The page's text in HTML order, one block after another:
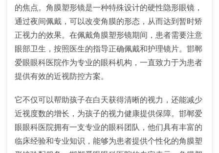
的焦点。角膜塑形镜是一种特殊设计的硬性隐形眼镜，
通过夜间佩戴，可以改变角膜的形态，从而达到暂时矫
正视力的效果。在佩戴角膜塑形镜期间，患者需要注意
眼部卫生，按照医生的指导正确佩戴和护理镜片。邯郸
爱眼眼科医院作为专业的眼科机构，一直致力于为患者
提供有效的近视防控方案。
它不仅可以帮助孩子在白天获得清晰的视力，还能减少
近视度数的增长，为孩子的视力健康提供保障。邯郸爱
眼眼科医院拥有一支专业的眼科团队，他们具有丰富的
临床经验和专业知识，能够为患者提供个性化的角膜塑